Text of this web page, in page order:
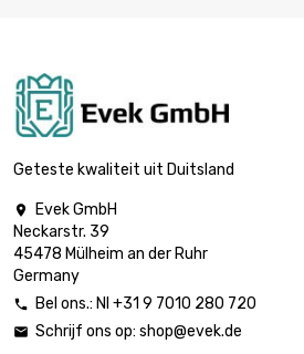
Gewicht : 2 500gr
(2.5kg)
Gewicht : 5 000gr
Geteste kwaliteit uit Duitsland

Evek GmbH
Neckarstr. 39
45478 Mülheim an der Ruhr
Germany
 Bel ons.: Nl +31 9 7010 280 720
 Schrijf ons op: shop@evek.de